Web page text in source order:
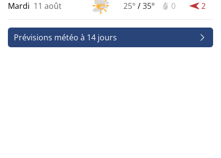
Mardi 11 août 25° /35° 0 2
Prévisions météo à 14 jours